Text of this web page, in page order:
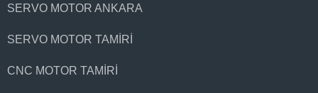
SERVO MOTOR ANKARA
SERVO MOTOR TAMIRI
CNC MOTOR TAMIRI